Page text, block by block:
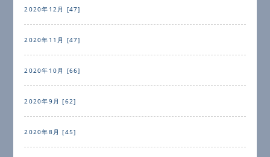
2020年12月 [47]
2020年11月 [47]
2020年10月 [66]
2020年9月 [62]
2020年8月 [45]